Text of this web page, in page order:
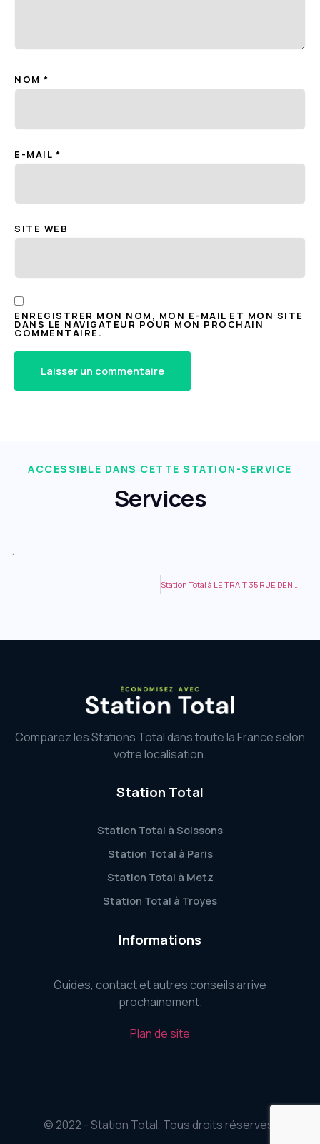
NOM *
E-MAIL *
SITE WEB
ENREGISTRER MON NOM, MON E-MAIL ET MON SITE
DANS LE NAVIGATEUR POUR MON PROCHAIN
COMMENTAIRE.
ACCESSIBLE DANS CETTE STATION-SERVICE
Services
.
Comparez les Stations Total dans toute la France selon
votre localisation.
Station Total
Station Total à Soissons
Station Total à Paris
Station Total à Metz
Station Total à Troyes
Informations
Guides, contact et autres conseils arrive
prochainement.
Plan de site
© 2022 - Station Total, Tous droits réservés.